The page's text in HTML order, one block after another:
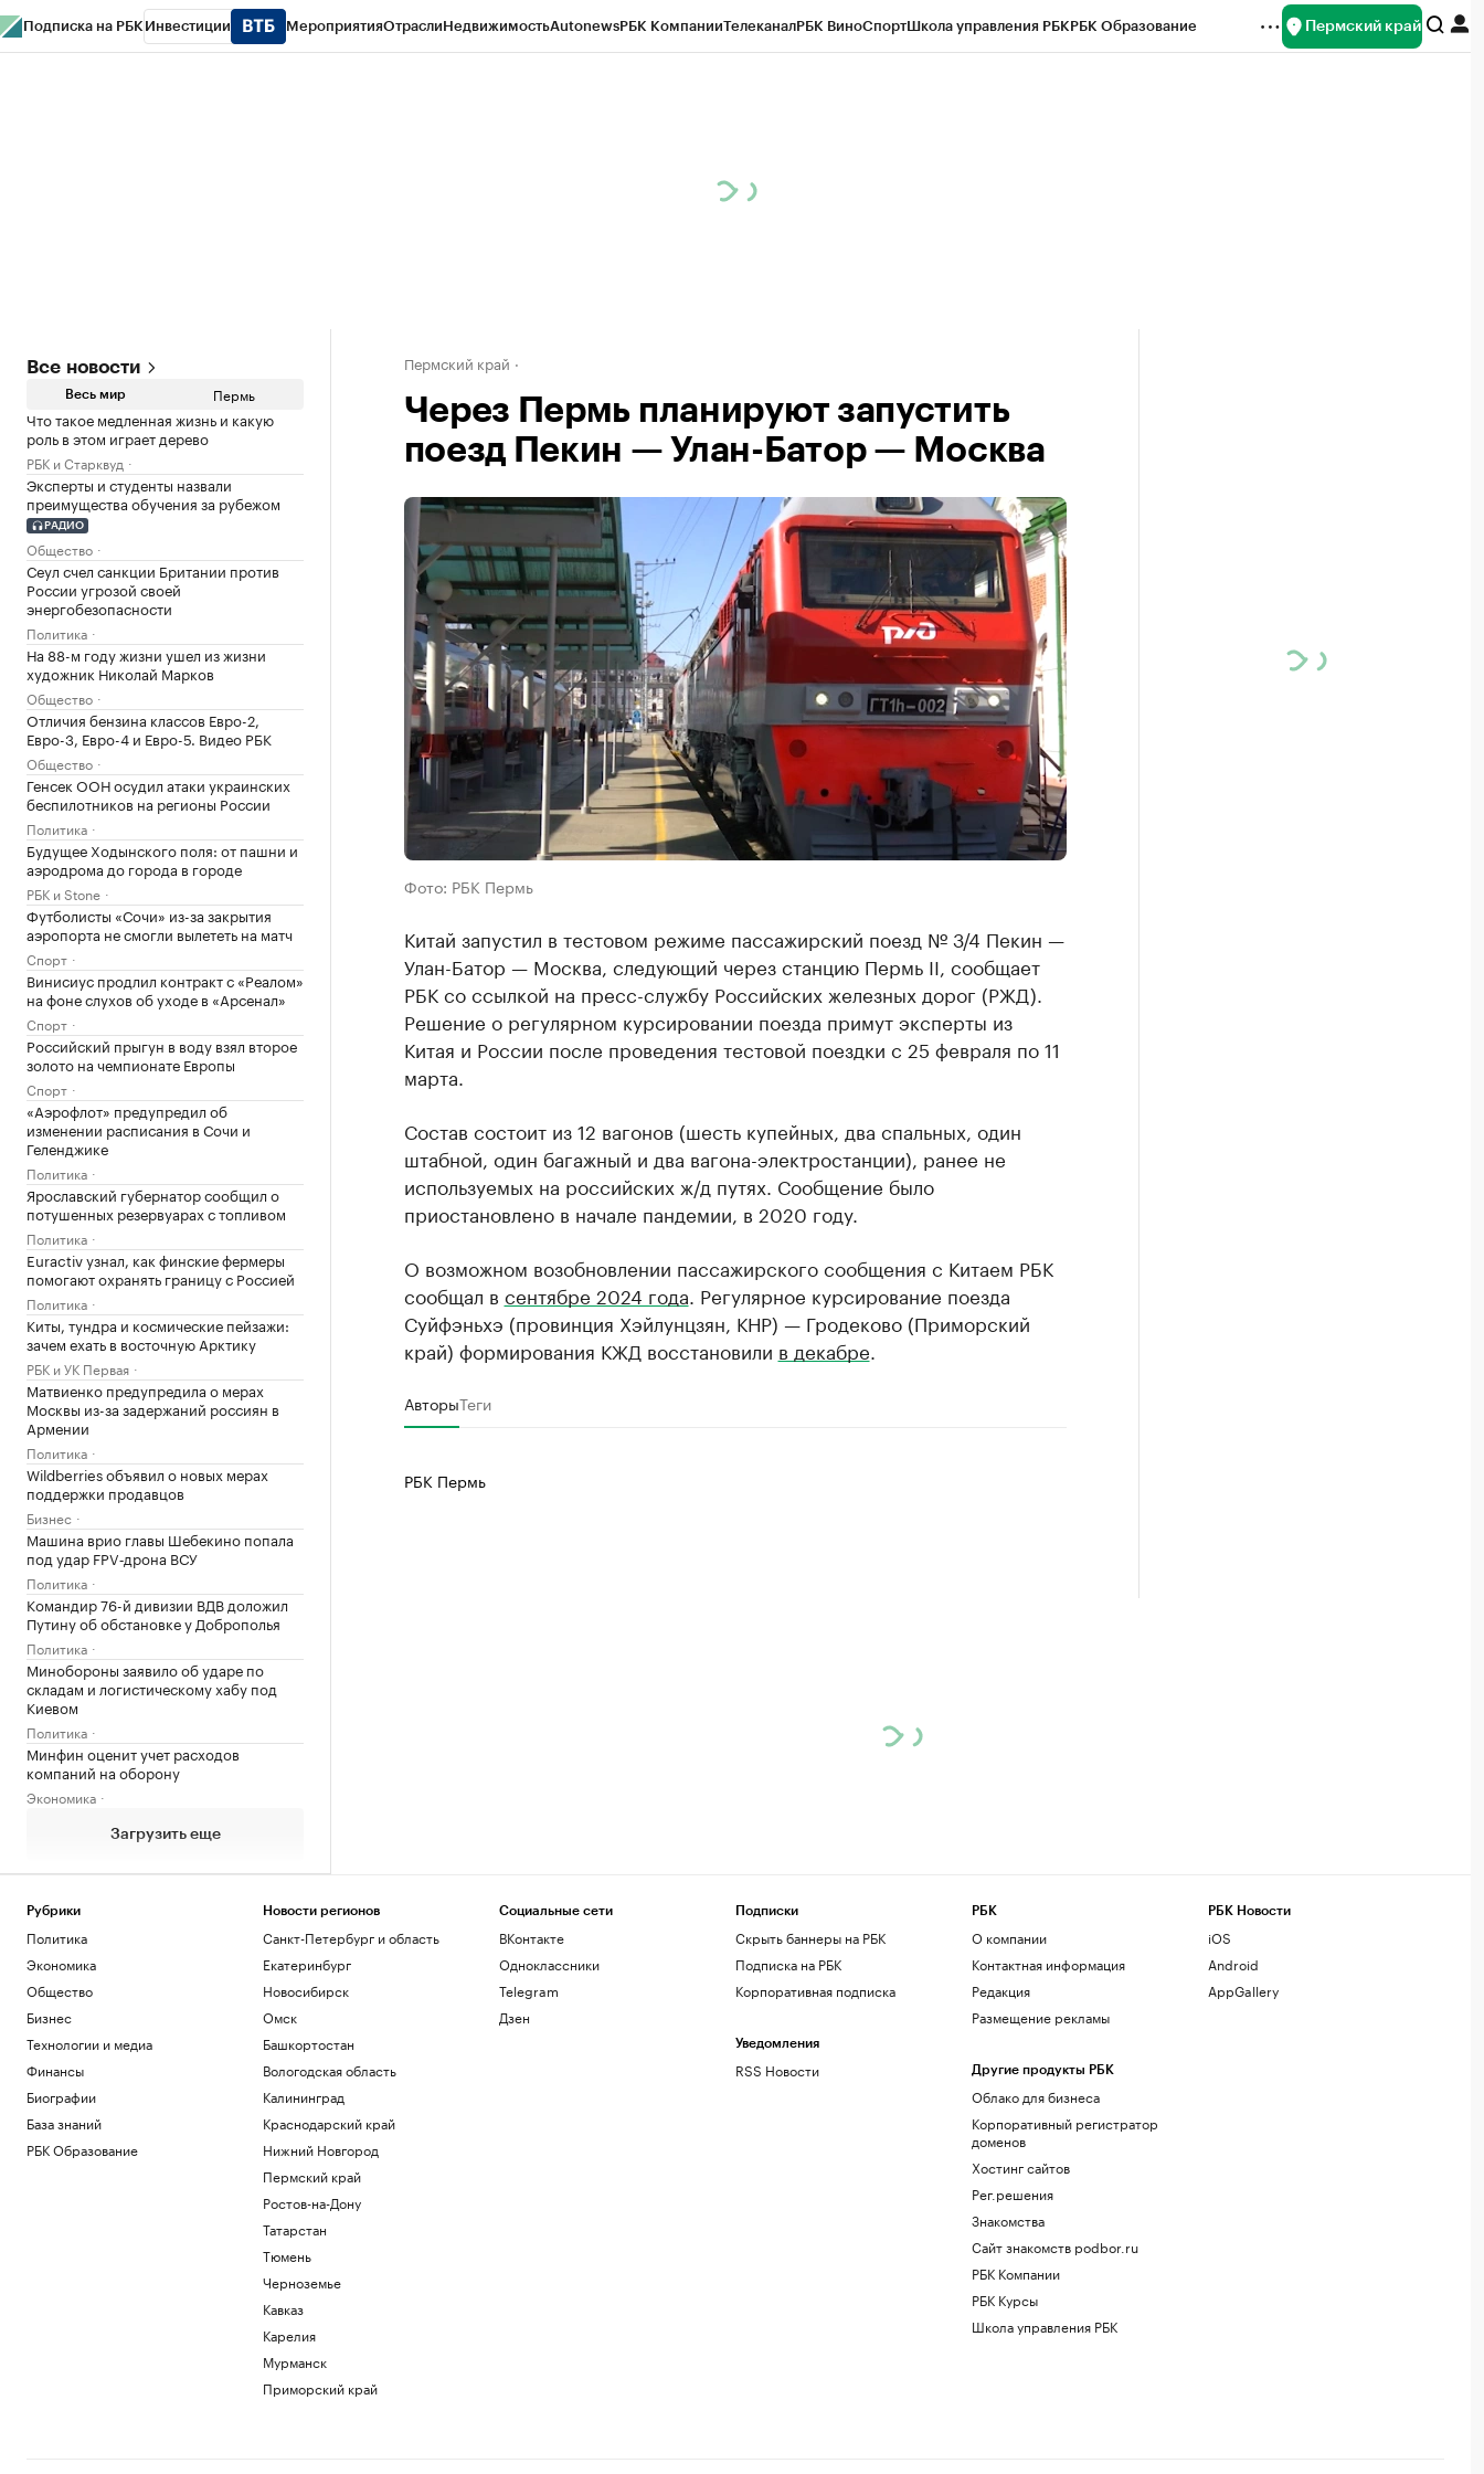
Подписка на РБК Инвестиции МероприятияОтраслиНедвижимостьAutonewsРБК КомпанииТелеканалРБК ВиноСпортШкола управления РБКРБК Образование Пермский край
Все новости
Весь мир Пермь
Что такое медленная жизнь и какую
роль в этом играет дерево
РБК и Старквуд
Эксперты и студенты назвали
преимущества обучения за рубежом
РАДИО
Общество
Сеул счел санкции Британии против
России угрозой своей
энергобезопасности
Политика
На 88-м году жизни ушел из жизни
художник Николай Марков
Общество
Отличия бензина классов Евро-2,
Евро-3, Евро-4 и Евро-5. Видео РБК
Общество
Генсек ООН осудил атаки украинских
беспилотников на регионы России
Политика
Будущее Ходынского поля: от пашни и
аэродрома до города в городе
РБК и Stone
Футболисты «Сочи» из-за закрытия
аэропорта не смогли вылететь на матч
Спорт
Винисиус продлил контракт с «Реалом»
на фоне слухов об уходе в «Арсенал»
Спорт
Российский прыгун в воду взял второе
золото на чемпионате Европы
Спорт
«Аэрофлот» предупредил об
изменении расписания в Сочи и
Геленджике
Политика
Ярославский губернатор сообщил о
потушенных резервуарах с топливом
Политика
Euractiv узнал, как финские фермеры
помогают охранять границу с Россией
Политика
Киты, тундра и космические пейзажи:
зачем ехать в восточную Арктику
РБК и УК Первая
Матвиенко предупредила о мерах
Москвы из-за задержаний россиян в
Армении
Политика
Wildberries объявил о новых мерах
поддержки продавцов
Бизнес
Машина врио главы Шебекино попала
под удар FPV‑дрона ВСУ
Политика
Командир 76-й дивизии ВДВ доложил
Путину об обстановке у Доброполья
Политика
Минобороны заявило об ударе по
складам и логистическому хабу под
Киевом
Политика
Минфин оценит учет расходов
компаний на оборону
Экономика
Загрузить еще
Пермский край
Через Пермь планируют запустить
поезд Пекин — Улан-Батор — Москва
Фото: РБК Пермь
Китай запустил в тестовом режиме пассажирский поезд № 3/4 Пекин —
Улан-Батор — Москва, следующий через станцию Пермь II, сообщает
РБК со ссылкой на пресс-службу Российских железных дорог (РЖД).
Решение о регулярном курсировании поезда примут эксперты из
Китая и России после проведения тестовой поездки с 25 февраля по 11
марта.
Состав состоит из 12 вагонов (шесть купейных, два спальных, один
штабной, один багажный и два вагона-электростанции), ранее не
используемых на российских ж/д путях. Сообщение было
приостановлено в начале пандемии, в 2020 году.
О возможном возобновлении пассажирского сообщения с Китаем РБК
сообщал в сентябре 2024 года . Регулярное курсирование поезда
Суйфэньхэ (провинция Хэйлунцзян, КНР) — Гродеково (Приморский
край) формирования КЖД восстановили в декабре
АвторыТеги
РБК Пермь
Рубрики
Политика
Экономика
Общество
Бизнес
Технологии и медиа
Финансы
Биографии
База знаний
РБК Образование
Новости регионов
Санкт-Петербург и область
Екатеринбург
Новосибирск
Омск
Башкортостан
Вологодская область
Калининград
Краснодарский край
Нижний Новгород
Пермский край
Ростов-на-Дону
Татарстан
Тюмень
Черноземье
Кавказ
Карелия
Мурманск
Приморский край
Социальные сети
ВКонтакте
Одноклассники
Telegram
Дзен
Подписки
Скрыть баннеры на РБК
Подписка на РБК
Корпоративная подписка
Уведомления
RSS Новости
РБК
О компании
Контактная информация
Редакция
Размещение рекламы
Другие продукты РБК
Облако для бизнеса
Корпоративный регистратор
доменов
Хостинг сайтов
Рег.решения
Знакомства
Сайт знакомств podbor.ru
РБК Компании
РБК Курсы
Школа управления РБК
РБК Новости
iOS
Android
AppGallery